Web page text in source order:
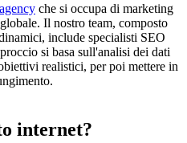
che si occupa di marketing
Il nostro team, composto
include specialisti SEO
si basa sull'analisi dei dati
realistici, per poi mettere in
internet?